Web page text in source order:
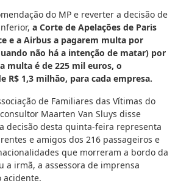
do MP e reverter a decisão de
a Corte de Apelações de Paris
e a Airbus a pagarem multa por
não há a intenção de matar) por
multa é de 225 mil euros, o
R$ 1,3 milhão, para cada empresa.
de Familiares das Vítimas do
Maarten Van Sluys disse
decisão desta quinta-feira representa
e amigos dos 216 passageiros e
que morreram a bordo da
a irmã, a assessora de imprensa
acidente.